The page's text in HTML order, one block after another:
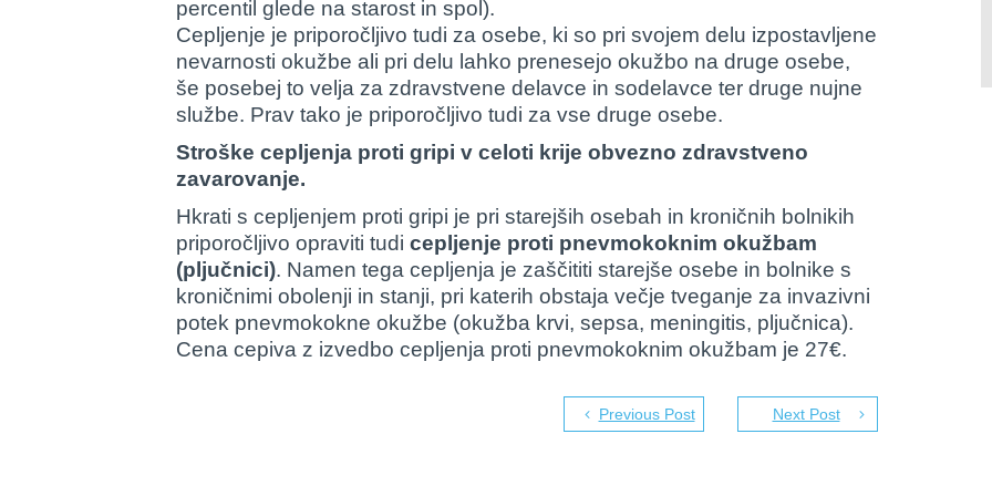
percentil glede na starost in spol).
Cepljenje je priporočljivo tudi za osebe, ki so pri svojem delu izpostavljene
nevarnosti okužbe ali pri delu lahko prenesejo okužbo na druge osebe,
še posebej to velja za zdravstvene delavce in sodelavce ter druge nujne
službe. Prav tako je priporočljivo tudi za vse druge osebe.
Stroške cepljenja proti gripi v celoti krije obvezno zdravstveno
zavarovanje.
Hkrati s cepljenjem proti gripi je pri starejših osebah in kroničnih bolnikih
priporočljivo opraviti tudi cepljenje proti pnevmokoknim okužbam
(pljučnici). Namen tega cepljenja je zaščititi starejše osebe in bolnike s
kroničnimi obolenji in stanji, pri katerih obstaja večje tveganje za invazivni
potek pnevmokokne okužbe (okužba krvi, sepsa, meningitis, pljučnica).
Cena cepiva z izvedbo cepljenja proti pnevmokoknim okužbam je 27€.
Next Post
Previous Post